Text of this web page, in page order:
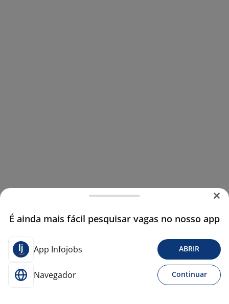
É ainda mais fácil pesquisar vagas no nosso app
App Infojobs ABRIR
Navegador Continuar